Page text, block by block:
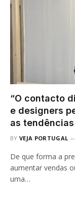
“O contacto
e designers
as
BY VEJA PORTUGAL
De que forma a
aumentar vendas
uma…